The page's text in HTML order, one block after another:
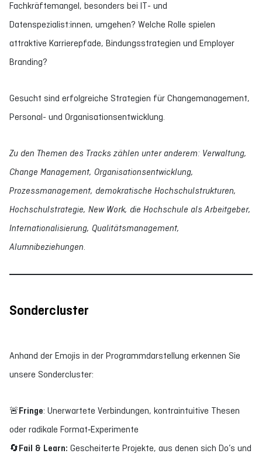
Fachkräftemangel, besonders bei IT- und
Datenspezialist:innen, umgehen? Welche Rolle spielen
attraktive Karrierepfade, Bindungsstrategien und Employer
Branding?
Gesucht sind erfolgreiche Strategien für Changemanagement,
Personal- und Organisationsentwicklung.
Zu den Themen des Tracks zählen unter anderem: Verwaltung,
Change Management, Organisationsentwicklung,
Prozessmanagement, demokratische Hochschulstrukturen,
Hochschulstrategie, New Work, die Hochschule als Arbeitgeber,
Internationalisierung, Qualitätsmanagement,
Alumnibeziehungen
Sondercluster
Anhand der Emojis in der Programmdarstellung erkennen Sie
unsere Sondercluster:
🚨Fringe: Unerwartete Verbindungen, kontraintuitive Thesen
oder radikale Format‑Experimente
🔄Fail & Learn: Gescheiterte Projekte, aus denen sich Do’s und